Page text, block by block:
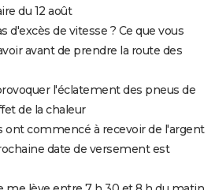
du 12 août
d'excès de vitesse ? Ce que vous
avant de prendre la route des
l'éclatement des pneus de
de la chaleur
ont commencé à recevoir de l'argent
date de versement est